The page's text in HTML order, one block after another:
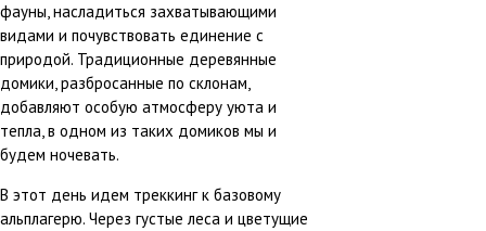
фауны, насладиться захватывающими
видами и почувствовать единение с
природой. Традиционные деревянные
домики, разбросанные по склонам,
добавляют особую атмосферу уюта и
тепла, в одном из таких домиков мы и
будем ночевать.
В этот день идем треккинг к базовому
альплагерю. Через густые леса и цветущие